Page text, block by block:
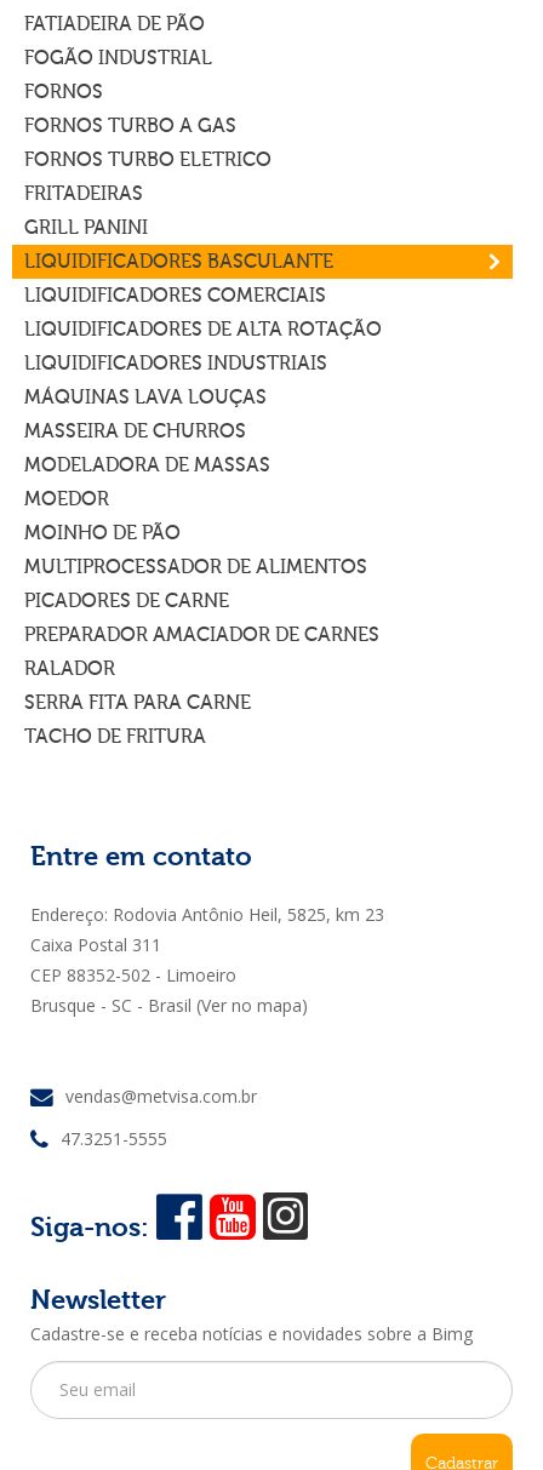
FATIADEIRA DE PÃO
FOGÃO INDUSTRIAL
FORNOS
FORNOS TURBO A GAS
FORNOS TURBO ELETRICO
FRITADEIRAS
GRILL PANINI
LIQUIDIFICADORES BASCULANTE
LIQUIDIFICADORES COMERCIAIS
LIQUIDIFICADORES DE ALTA ROTAÇÃO
LIQUIDIFICADORES INDUSTRIAIS
MÁQUINAS LAVA LOUÇAS
MASSEIRA DE CHURROS
MODELADORA DE MASSAS
MOEDOR
MOINHO DE PÃO
MULTIPROCESSADOR DE ALIMENTOS
PICADORES DE CARNE
PREPARADOR AMACIADOR DE CARNES
RALADOR
SERRA FITA PARA CARNE
TACHO DE FRITURA
Entre em contato
Endereço: Rodovia Antônio Heil, 5825, km 23
Caixa Postal 311
CEP 88352-502 - Limoeiro
Brusque - SC - Brasil (Ver no mapa)
vendas@metvisa.com.br
47.3251-5555
Siga-nos:
Newsletter
Cadastre-se e receba notícias e novidades sobre a Bimg
Cadastrar